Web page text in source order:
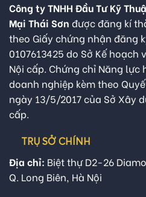
Công ty TNHH Đầu Tư Kỹ
Mại Thái Sơn được đăng kí
theo Giấy chứng nhận đăng
0107613425 do Sở Kế
Nội cấp. Chứng chỉ Năng
doanh nghiệp kèm theo
ngày 13/5/2017 của Sở Xây
cấp.
TRỤ SỞ CHÍNH
Địa chỉ: Biệt thự D2-26
Q. Long Biên, Hà Nội